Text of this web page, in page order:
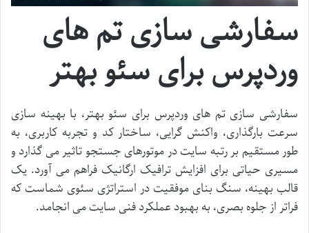
سفارشی سازی تم های
وردپرس برای سئو بهتر
سفارشی سازی تم های وردپرس برای سئو بهتر، با بهینه سازی
سرعت بارگذاری، واکنش گرایی، ساختار کد و تجربه کاربری، به
طور مستقیم بر رتبه سایت در موتورهای جستجو تاثیر می گذارد و
مسیری حیاتی برای افزایش ترافیک ارگانیک فراهم می آورد. یک
قالب بهینه، سنگ بنای موفقیت در استراتژی سئوی شماست که
فراتر از جلوه بصری، به بهبود عملکرد فنی سایت می انجامد.